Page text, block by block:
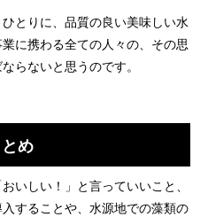
とりに、品質の良い美味しい水
に携わる全ての人々の、その思
らないと思うのです。
め
いしい！」と言っていいこと、
することや、水源地での藻類の